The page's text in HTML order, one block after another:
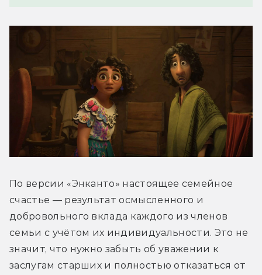
По версии «Энканто» настоящее семейное
счастье — результат осмысленного и
добровольного вклада каждого из членов
семьи с учётом их индивидуальности. Это не
значит, что нужно забыть об уважении к
заслугам старших и полностью отказаться от